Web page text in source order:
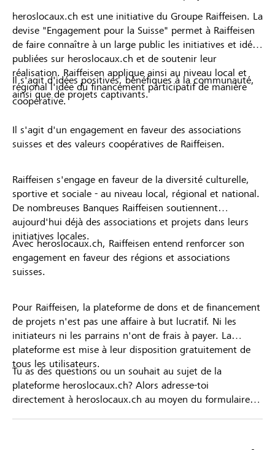
heroslocaux.ch est une initiative du Groupe Raiffeisen. La
devise "Engagement pour la Suisse" permet à Raiffeisen
de faire connaître à un large public les initiatives et idées
publiées sur heroslocaux.ch et de soutenir leur
réalisation. Raiffeisen applique ainsi au niveau local et
régional l'idée du financement participatif de manière
coopérative.
Il s'agit d'idées positives, bénéfiques à la communauté,
ainsi que de projets captivants.
Il s'agit d'un engagement en faveur des associations
suisses et des valeurs coopératives de Raiffeisen.
Raiffeisen s'engage en faveur de la diversité culturelle,
sportive et sociale - au niveau local, régional et national.
De nombreuses Banques Raiffeisen soutiennent
aujourd'hui déjà des associations et projets dans leurs
initiatives locales.
Avec heroslocaux.ch, Raiffeisen entend renforcer son
engagement en faveur des régions et associations
suisses.
Pour Raiffeisen, la plateforme de dons et de financement
de projets n'est pas une affaire à but lucratif. Ni les
initiateurs ni les parrains n'ont de frais à payer. La
plateforme est mise à leur disposition gratuitement de
tous les utilisateurs.
Tu as des questions ou un souhait au sujet de la
plateforme heroslocaux.ch? Alors adresse-toi
directement à heroslocaux.ch au moyen du formulaire